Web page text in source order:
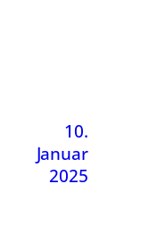
10.
Januar
2025